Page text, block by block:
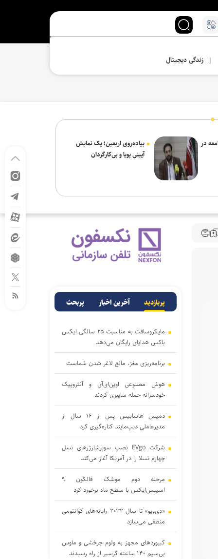
| زندگی دیجیتال
در
پیاده‌روی اربعین؛ یک نمایش
آیینی پویا و بی‌کارگردان
پربازدید آخرین اخبار پربحث
مایکروسافت به مناسبت ۲۵ سالگی ایکس
باکس هدایای رایگان می‌دهد
برنامه‌ریزی مغز، مانع لاغر شدن‌ شماست
هوش مصنوعی اوپن‌ای‌آی و آنتروپیک
خودسرانه حمله سایبری کردند
دمیس هاسابیس پس از ۱۶ سال از
مدیرعاملی دیپ‌مایند کناره‌گیری کرد
شرکت EVgo نصب سوپرشارژرهای نسل
چهارم تسلا را در آمریکا آغاز می‌کند
مرحله دوم موشک فالکون ۹
اسپیس‌ایکس با سطح ماه برخورد کرد
«دی‌ویو» تا سال ۲۰۳۲ رایانه‌های کوانتومی
منطقی می‌سازد
کیبوردهای مجهز به ولوم چرخشی و ماوس
بی‌سیم ۱۴۰ ساعته کرسیر از راه رسیدند